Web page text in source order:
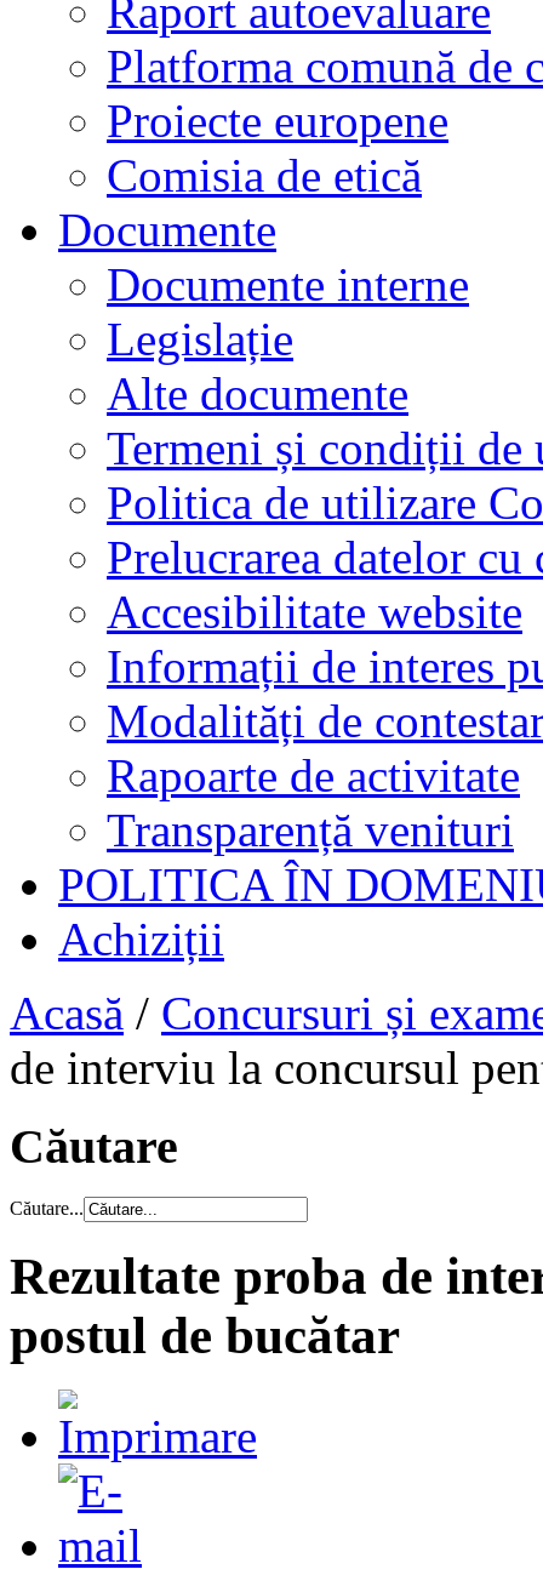
Raport autoevaluare
Platforma comună de
Proiecte europene
Comisia de etică
Documente
Documente interne
Legislație
Alte documente
Termeni și condiții de
Politica de utilizare
Prelucrarea datelor cu
Accesibilitate website
Informații de interes
Modalități de
Rapoarte de activitate
Transparență venituri
POLITICA ÎN
Achiziții
Acasă / Concursuri și
de interviu la concursul
Căutare
Căutare...
Rezultate proba de
postul de bucătar